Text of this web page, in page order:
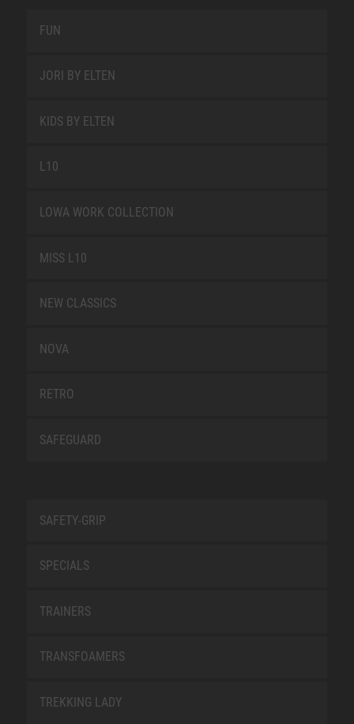
FUN
JORI BY ELTEN
KIDS BY ELTEN
L10
LOWA WORK COLLECTION
MISS L10
NEW CLASSICS
NOVA
RETRO
SAFEGUARD
SAFETY-GRIP
SPECIALS
TRAINERS
TRANSFOAMERS
TREKKING LADY